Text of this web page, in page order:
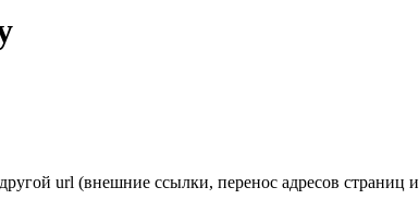
url (внешние ссылки, перенос адресов страниц и